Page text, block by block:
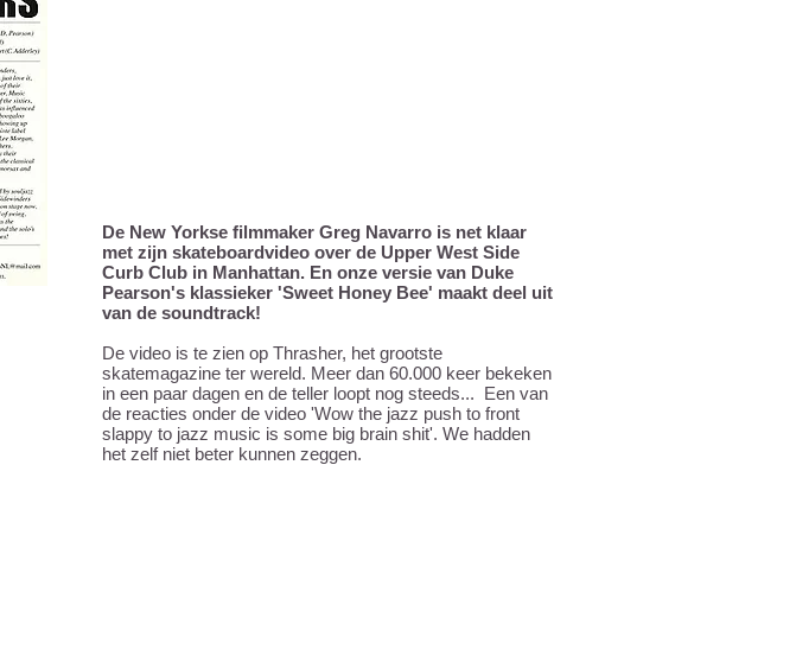
De New Yorkse filmmaker Greg Navarro is net klaar
met zijn skateboardvideo over de Upper West Side
Curb Club in Manhattan. En onze versie van Duke
Pearson's klassieker 'Sweet Honey Bee' maakt deel uit
van de soundtrack!
De video is te zien op Thrasher, het grootste
skatemagazine ter wereld. Meer dan 60.000 keer bekeken
in een paar dagen en de teller loopt nog steeds... Een van
de reacties onder de video 'Wow the jazz push to front
slappy to jazz music is some big brain shit'. We hadden
het zelf niet beter kunnen zeggen.